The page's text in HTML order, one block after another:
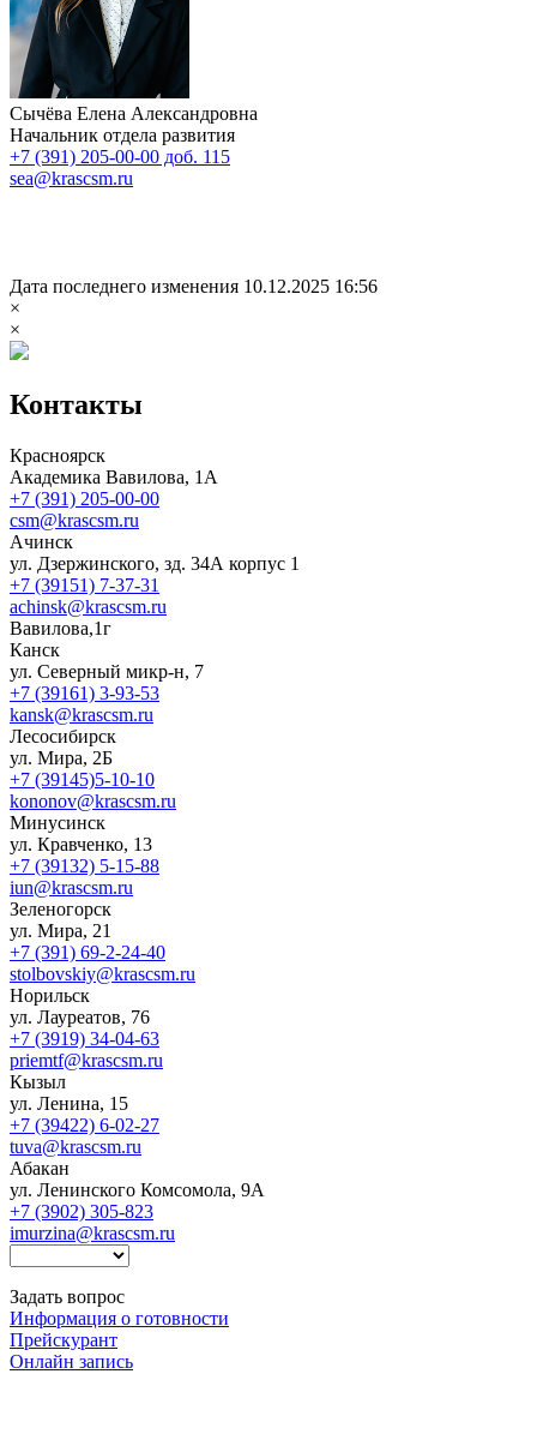
Сычёва Елена Александровна
Начальник отдела развития
+7 (391) 205-00-00 доб. 115
sea@krascsm.ru
Дата последнего изменения 10.12.2025 16:56
×
×
Контакты
Красноярск
Академика Вавилова, 1А
+7 (391) 205-00-00
csm@krascsm.ru
Ачинск
ул. Дзержинского, зд. 34А корпус 1
+7 (39151) 7-37-31
achinsk@krascsm.ru
Вавилова,1г
Канск
ул. Северный микр-н, 7
+7 (39161) 3-93-53
kansk@krascsm.ru
Лесосибирск
ул. Мира, 2Б
+7 (39145)5-10-10
kononov@krascsm.ru
Минусинск
ул. Кравченко, 13
+7 (39132) 5-15-88
iun@krascsm.ru
Зеленогорск
ул. Мира, 21
+7 (391) 69-2-24-40
stolbovskiy@krascsm.ru
Норильск
ул. Лауреатов, 76
+7 (3919) 34-04-63
priemtf@krascsm.ru
Кызыл
ул. Ленина, 15
+7 (39422) 6-02-27
tuva@krascsm.ru
Абакан
ул. Ленинского Комсомола, 9А
+7 (3902) 305-823
imurzina@krascsm.ru
Задать вопрос
Информация о готовности
Прейскурант
Онлайн запись